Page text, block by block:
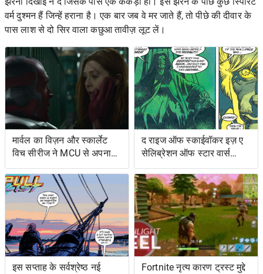
वर्म दुश्मन हैं जिन्हें हराना है। एक बार जब वे मर जाते हैं, तो पीछे की दीवार के
पास लाश से दो सिर वाला कछुआ तावीज़ लूट लें।
मार्वल का विज़न और स्कार्लेट
विच सीरीज ने MCU से अपना
शोअरनर चुना
द राइज ऑफ स्काईवॉकर इज़ ए
सेलिब्रेशन ऑफ स्टार वार्स
ओल्ड एक्सटेंडेड यूनिवर्स- एंड
इट्स ग्रेटेस्ट रेस्ट्यूडिएशन
इस सप्ताह के सर्वश्रेष्ठ नई
Fortnite नृत्य कारण ट्रस्ट मुद्दे